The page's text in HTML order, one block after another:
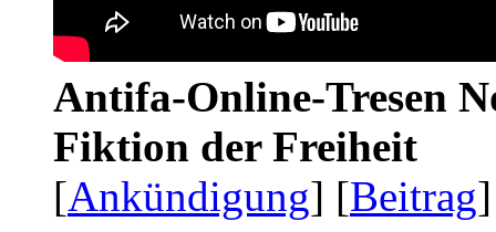
Antifa-Online-Tresen
Fiktion der Freiheit
[Ankündigung] [Beitrag